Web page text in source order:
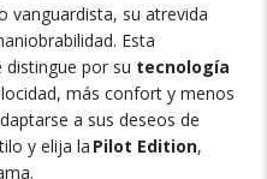
vanguardista, su atrevida
. Esta
distingue por su tecnología
, más confort y menos
a sus deseos de
y elija la Pilot Edition,
.